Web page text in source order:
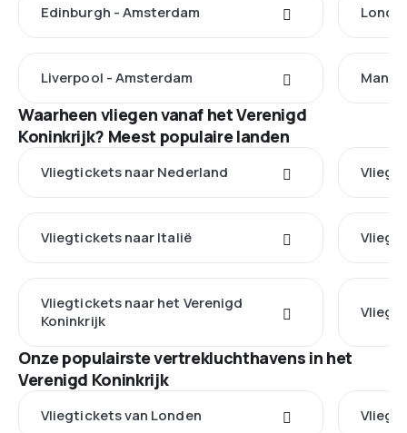
Edinburgh - Amsterdam
Liverpool - Amsterdam
Waarheen vliegen vanaf het Verenigd
Koninkrijk? Meest populaire landen
Vliegtickets naar Nederland
Vliegtickets naar Italië
Vliegtickets naar het Verenigd
Koninkrijk
Onze populairste vertrekluchthavens in het
Verenigd Koninkrijk
Vliegtickets van Londen